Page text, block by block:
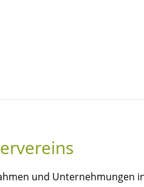
und Unternehmungen